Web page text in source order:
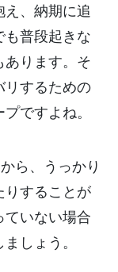
え、納期に追
普段起きな
あります。そ
リするための
ですよね。
ら、うっかり
りすることが
ていない場合
しょう。